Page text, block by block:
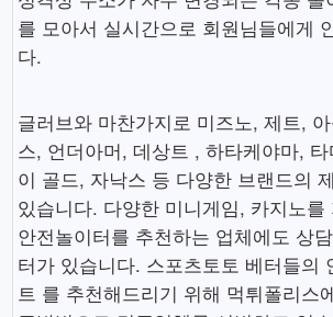
를 모아서 실시간으로 회원님들에게
다.
글러브와 마찬가지로 미즈노, 제트,
스, 언더아머, 데상트 , 하타케야마,
이 골드, 자낙스 등 다양한 브랜드의
있습니다. 다양한 미니게임, 카지노를
안전놀이터를 추천하는 업체에도 상
터가 있습니다. 스포츠토토 베터들의
트 를 추천해드리기 위해 먹튀폴리스